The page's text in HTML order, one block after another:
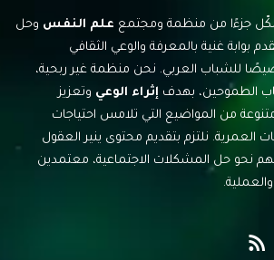
جزءًا من منظمة ومجتمع علم النفس وحل
بوابة غنية بالمعرفة والوعي الثقافي
للشباب العربي. نحن منظمة غير ربحية،
الطموحين، بهدف إثراء الوعي وتعزيز
من المواضيع التي تلامس احتياجات
العمرية. نلتزم بتقديم محتوى ينير العقول
نحو حل المشكلات الاجتماعية، معتمدين